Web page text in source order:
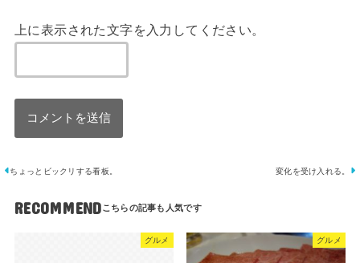
上に表示された文字を入力してください。
ちょっとビックリする看板。 変化を受け入れる。
RECOMMEND
グルメ グルメ